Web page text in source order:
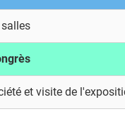
et visite de